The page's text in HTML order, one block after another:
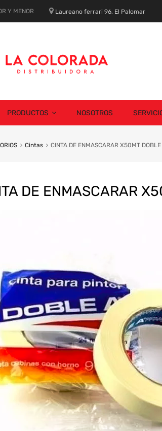
Y MENOR Laureano ferrari 96, El Palomar
PRODUCTOS NOSOTROS
Cintas CINTA DE ENMASCARAR X50MT
DE ENMASCARAR